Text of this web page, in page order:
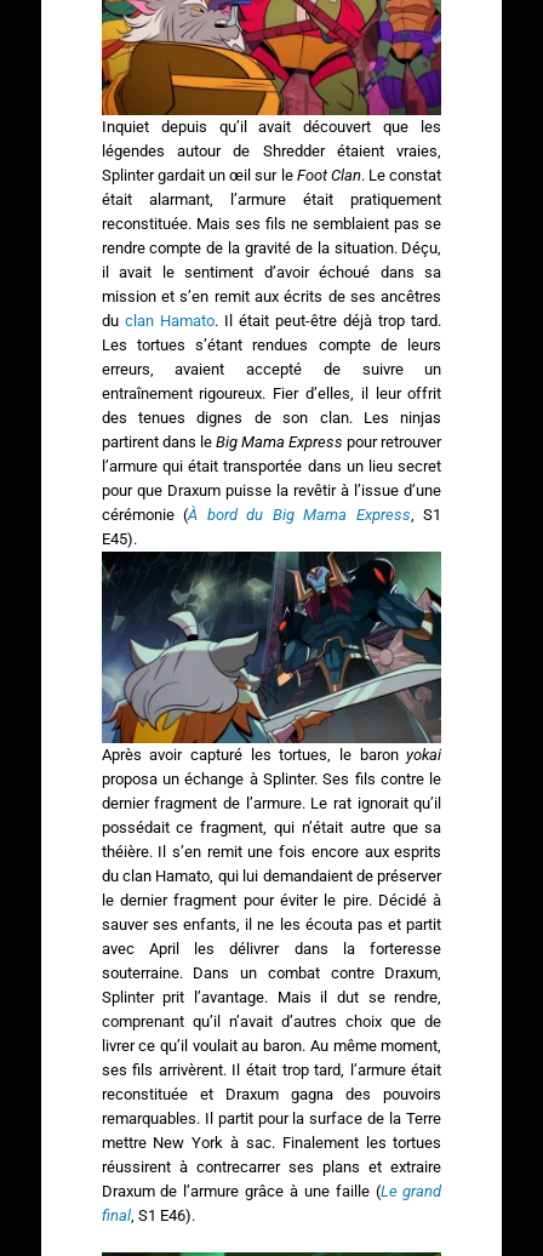
Inquiet depuis qu’il avait découvert que les
légendes autour de Shredder étaient vraies,
Splinter gardait un œil sur le Foot Clan. Le constat
était alarmant, l’armure était pratiquement
reconstituée. Mais ses fils ne semblaient pas se
rendre compte de la gravité de la situation. Déçu,
il avait le sentiment d’avoir échoué dans sa
mission et s’en remit aux écrits de ses ancêtres
du clan Hamato. Il était peut-être déjà trop tard.
Les tortues s’étant rendues compte de leurs
erreurs, avaient accepté de suivre un
entraînement rigoureux. Fier d’elles, il leur offrit
des tenues dignes de son clan. Les ninjas
partirent dans le Big Mama Express pour retrouver
l’armure qui était transportée dans un lieu secret
pour que Draxum puisse la revêtir à l’issue d’une
cérémonie (À bord du Big Mama Express, S1
E45).
Après avoir capturé les tortues, le baronyokai
proposa un échange à Splinter. Ses fils contre le
dernier fragment de l’armure. Le rat ignorait qu’il
possédait ce fragment, qui n’était autre que sa
théière. Il s’en remit une fois encore aux esprits
du clan Hamato, qui lui demandaient de préserver
le dernier fragment pour éviter le pire. Décidé à
sauver ses enfants, il ne les écouta pas et partit
avec April les délivrer dans la forteresse
souterraine. Dans un combat contre Draxum,
Splinter prit l’avantage. Mais il dut se rendre,
comprenant qu’il n’avait d’autres choix que de
livrer ce qu’il voulait au baron. Au même moment,
ses fils arrivèrent. Il était trop tard, l’armure était
reconstituée et Draxum gagna des pouvoirs
remarquables. Il partit pour la surface de la Terre
mettre New York à sac. Finalement les tortues
réussirent à contrecarrer ses plans et extraire
Draxum de l’armure grâce à une faille (Le grand
final, S1 E46).